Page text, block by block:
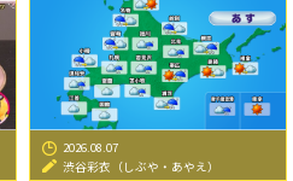
2026.08.07
渋谷彩衣（しぶや・あやえ）